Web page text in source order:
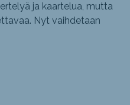
ja kaartelua, mutta
Nyt vaihdetaan